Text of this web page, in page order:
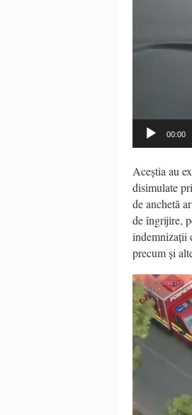
00:00
Aceștia au
disimulate
de anchetă
de îngrijire,
indemnizații
precum și
Video
Player